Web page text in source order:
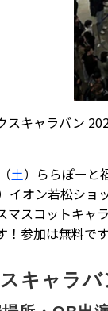
スキャラバン
土）ららぽーと
イオン若松ショ
マスコットキャ
！参加は無料で
スキャラ